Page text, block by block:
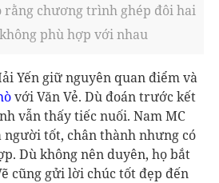
rằng chương trình ghép đôi hai
phù hợp với nhau
Yến giữ nguyên quan điểm và
với Văn Vẻ. Dù đoán trước kết
vẫn thấy tiếc nuối. Nam MC
tốt, chân thành nhưng có
Dù không nên duyên, họ bắt
cũng gửi lời chúc tốt đẹp đến